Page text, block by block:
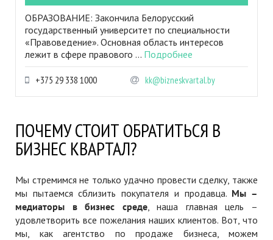
ОБРАЗОВАНИЕ: Закончила Белорусский
государственный университет по специальности
«Правоведение». Основная область интересов
лежит в сфере правового ... Подробнее
+375 29 338 1000 kk@bizneskvartal.by
ПОЧЕМУ СТОИТ ОБРАТИТЬСЯ В
БИЗНЕС КВАРТАЛ?
Мы стремимся не только удачно провести сделку, также
мы пытаемся сблизить покупателя и продавца. Мы –
медиаторы в бизнес среде, наша главная цель –
удовлетворить все пожелания наших клиентов. Вот, что
мы, как агентство по продаже бизнеса, можем